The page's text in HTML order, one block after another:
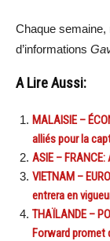
Chaque
d’informations
A Lire Aussi:
MALAISIE –
alliés pour la
ASIE –
VIETNAM –
entrera en
THAÏLANDE –
Forward promet